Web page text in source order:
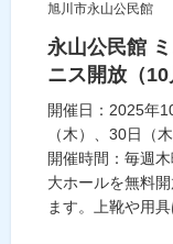
旭川市永山公民館
永山公民館
ニス開放（10
開催日：2025年
（木）、30日（木
開催時間：毎週
大ホールを無料
ます。上靴や用